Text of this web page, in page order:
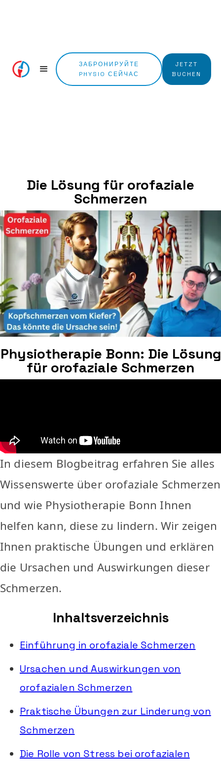
ЗАБРОНИРУЙТЕ
PHYSIO СЕЙЧАС
JETZT
BUCHEN
Die Lösung für orofaziale
Schmerzen
Physiotherapie Bonn: Die Lösung
für orofaziale Schmerzen
In diesem Blogbeitrag erfahren Sie alles
Wissenswerte über orofaziale Schmerzen
und wie Physiotherapie Bonn Ihnen
helfen kann, diese zu lindern. Wir zeigen
Ihnen praktische Übungen und erklären
die Ursachen und Auswirkungen dieser
Schmerzen.
Inhaltsverzeichnis
Einführung in orofaziale Schmerzen
Ursachen und Auswirkungen von
orofazialen Schmerzen
Praktische Übungen zur Linderung von
Schmerzen
Die Rolle von Stress bei orofazialen